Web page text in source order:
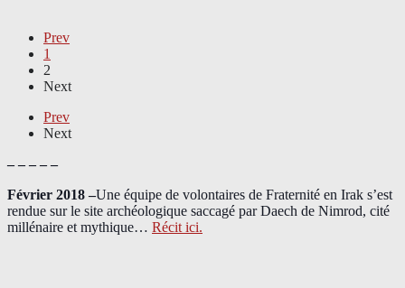
Prev
1
2
Next
Prev
Next
– – – – –
Février 2018 –Une équipe de volontaires de Fraternité en Irak s’est
rendue sur le site archéologique saccagé par Daech de Nimrod, cité
millénaire et mythique… Récit ici.